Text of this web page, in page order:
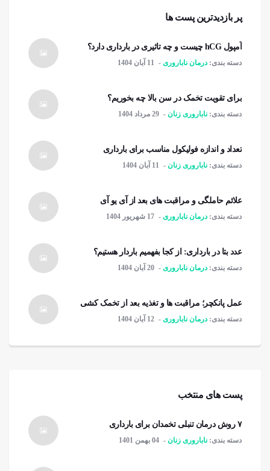
پر بازدیدترین پست ها
آمپول hCG چیست و چه تاثیری در بارداری دارد؟
دسته بندی: درمان ناباروری 11 آبان 1404
برای تقویت تخمک در سن بالا چه بخوریم؟
دسته بندی: ناباروری زنان 29 مرداد 1404
تعداد و اندازه فولیکول مناسب برای بارداری
دسته بندی: ناباروری زنان 11 آبان 1404
علائم حاملگی و مراقبت های بعد از آی یو آی
دسته بندی: درمان ناباروری 17 شهریور 1404
عدد بتا در بارداری: از کجا بفهمیم باردار هستیم؟
دسته بندی: درمان ناباروری 20 آبان 1404
عمل پانکچر؛ مراقبت ها و تغذیه بعد از تخمک کشی
دسته بندی: درمان ناباروری 12 آبان 1404
پست های منتخب
۷ روش درمان تنبلی تخمدان برای بارداری
دسته بندی: ناباروری زنان 04 بهمن 1401